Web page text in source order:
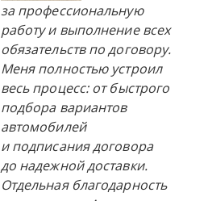
за профессиональную
работу и выполнение всех
обязательств по договору.
Меня полностью устроил
весь процесс: от быстрого
подбора вариантов
автомобилей
и подписания договора
до надежной доставки.
Отдельная благодарность